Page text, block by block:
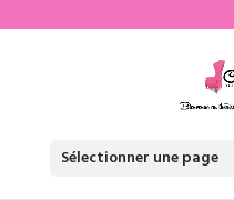
Sélectionner une page